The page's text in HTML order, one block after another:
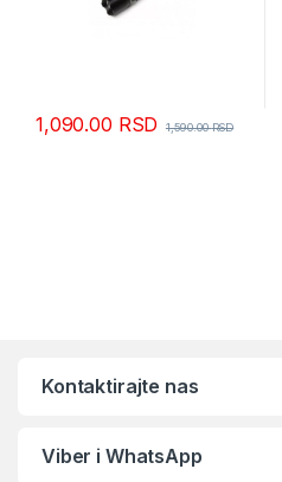
1,090.00 RSD 1,590.00RSD
Kontaktirajte nas
Viber i WhatsApp